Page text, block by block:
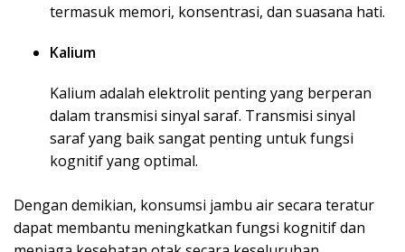
termasuk memori, konsentrasi, dan suasana hati.
Kalium
Kalium adalah elektrolit penting yang berperan
dalam transmisi sinyal saraf. Transmisi sinyal
saraf yang baik sangat penting untuk fungsi
kognitif yang optimal.
Dengan demikian, konsumsi jambu air secara teratur
dapat membantu meningkatkan fungsi kognitif dan